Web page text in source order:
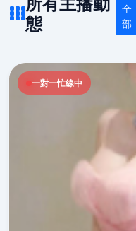
態
全
部
一對一忙線中